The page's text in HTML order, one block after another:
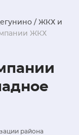
/ ЖКХ и
ЖКХ
района